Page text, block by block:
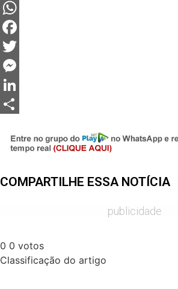
WhatsApp
Facebook
Twitter
Messenger
LinkedIn
COMPARTILHE ESSA NOTÍCIA
publicidade
0 0 votos
Classificação do artigo